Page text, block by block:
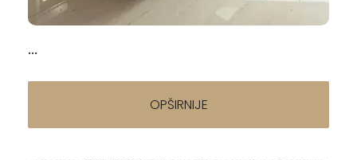
20.04.2026
...
OPŠIRNIJE